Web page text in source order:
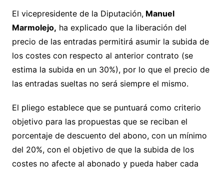
El vicepresidente de la Diputación,Manuel
Marmolejo, ha explicado que la liberación del
precio de las entradas permitirá asumir la subida de
los costes con respecto al anterior contrato (se
estima la subida en un 30%), por lo que el precio de
las entradas sueltas no será siempre el mismo.
El pliego establece que se puntuará como criterio
objetivo para las propuestas que se reciban el
porcentaje de descuento del abono, con un mínimo
del 20%, con el objetivo de que la subida de los
costes no afecte al abonado y pueda haber cada